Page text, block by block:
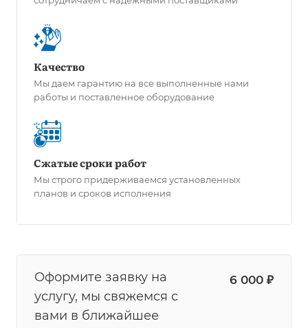
Качество
Мы даем гарантию на все выполненные нами
работы и поставленное оборудование
Сжатые сроки работ
Мы строго придерживаемся установленных
планов и сроков исполнения
Оформите заявку на
услугу, мы свяжемся с
вами в ближайшее
6 000 ₽